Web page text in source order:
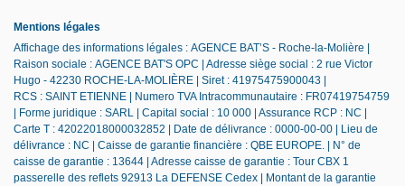
Mentions légales
Affichage des informations légales : AGENCE BAT’S - Roche-la-Molière |
Raison sociale : AGENCE BAT'S OPC | Adresse siège social : 2 rue Victor
Hugo - 42230 ROCHE-LA-MOLIÈRE | Siret : 41975475900043 |
RCS : SAINT ETIENNE | Numero TVA Intracommunautaire : FR07419754759
| Forme juridique : SARL | Capital social : 10 000 | Assurance RCP : NC |
Carte T : 42022018000032852 | Date de délivrance : 0000-00-00 | Lieu de
délivrance : NC | Caisse de garantie financière : QBE EUROPE. | N° de
caisse de garantie : 13644 | Adresse caisse de garantie : Tour CBX 1
passerelle des reflets 92913 La DEFENSE Cedex | Montant de la garantie